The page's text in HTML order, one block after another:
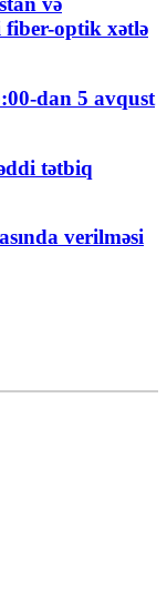
fiber-optik xətlə
dan 5 avqust
tətbiq
verilməsi